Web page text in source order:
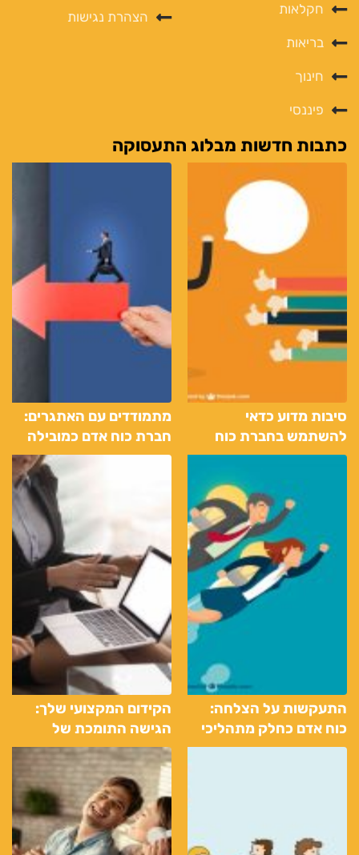
כתבות חדשות מבלוג התעסוקה
סיבות מדוע כדאי
להשתמש בחברת כוח
אדם והשמה
מתמודדים עם האתגרים:
חברת כוח אדם כמובילה
בפתרונות למציאת
העבודה המבוקשת
התעקשות על הצלחה:
כוח אדם כחלק מתהליכי
הגיוס והמיון
הקידום המקצועי שלך:
הגישה התומכת של
חברות כוח אדם בחיפוש
לעבודה
הצהרת נגישות חקלאות
בריאות
חינוך
פיננסי